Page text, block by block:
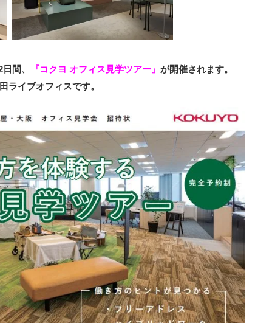
間、 『コクヨ オフィス見学ツアー』 が開催されます。
ライブオフィスです。